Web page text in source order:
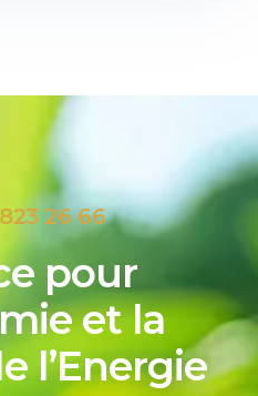
26 66
pour
et la
l’Energie